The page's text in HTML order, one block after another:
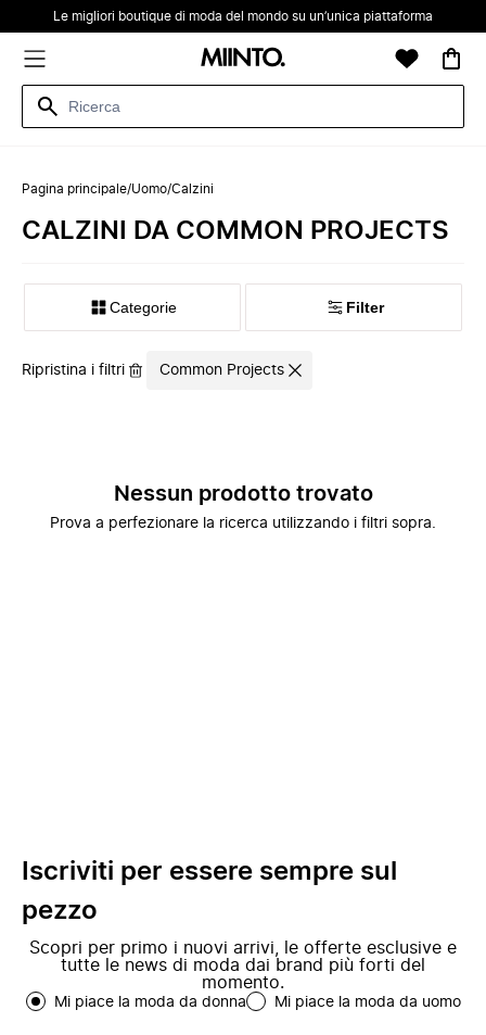
Le migliori boutique di moda del mondo su un’unica piattaforma
Pagina principale/Uomo/Calzini
CALZINI DA COMMON PROJECTS
Categorie Filter
Ripristina i filtri Common Projects
Nessun prodotto trovato
Prova a perfezionare la ricerca utilizzando i filtri sopra.
Iscriviti per essere sempre sul
pezzo
Scopri per primo i nuovi arrivi, le offerte esclusive e
tutte le news di moda dai brand più forti del
momento.
Mi piace la moda da donna Mi piace la moda da uomo